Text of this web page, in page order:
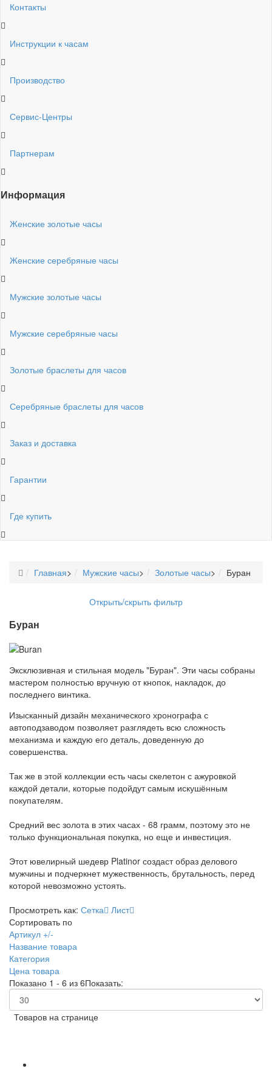
Контакты
Инструкции к часам
Производство
Сервис-Центры
Партнерам
Информация
Женские золотые часы
Женские серебряные часы
Мужские золотые часы
Мужские серебряные часы
Золотые браслеты для часов
Серебряные браслеты для часов
Заказ и доставка
Гарантии
Где купить
Главная> Мужские часы> Золотые часы> Буран
Открыть/скрыть фильтр
Буран
Эксклюзивная и стильная модель "Буран". Эти часы собраны
мастером полностью вручную от кнопок, накладок, до
последнего винтика.
Изысканный дизайн механического хронографа с
автоподзаводом позволяет разглядеть всю сложность
механизма и каждую его деталь, доведенную до
совершенства.
Так же в этой коллекции есть часы скелетон с ажуровкой
каждой детали, которые подойдут самым искушённым
покупателям.
Средний вес золота в этих часах - 68 грамм, поэтому это не
только функциональная покупка, но еще и инвестиция.
Этот ювелирный шедевр Platinor создаст образ делового
мужчины и подчеркнет мужественность, брутальность, перед
которой невозможно устоять.
Просмотреть как: Сетка
Лист
Сортировать по
Артикул +/-
Название товара
Категория
Цена товара
Показано 1 - 6 из 6Показать:
Товаров на странице